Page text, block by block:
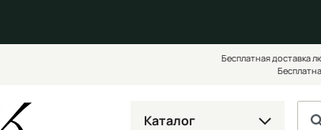
Бесплатная доставка
Каталог